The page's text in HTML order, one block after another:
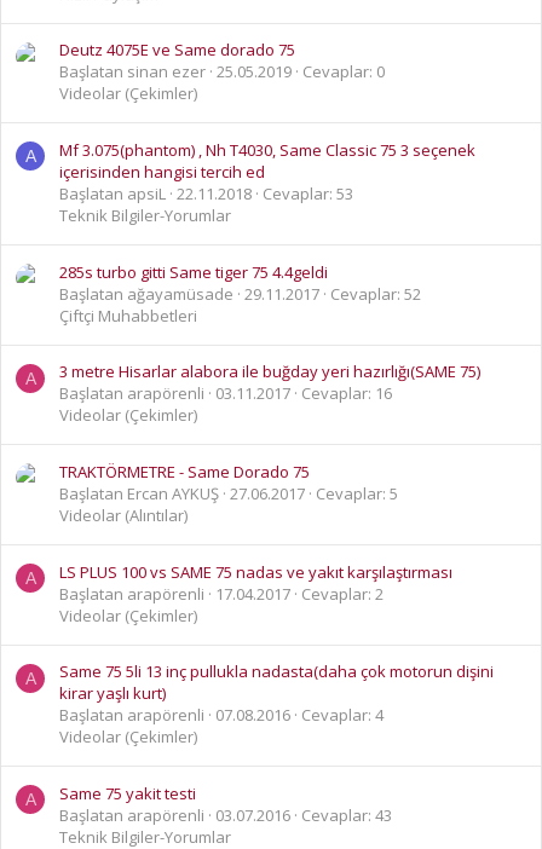
Deutz 4075E ve Same dorado 75
Başlatan sinan ezer 25.05.2019 Cevaplar: 0
Videolar (Çekimler)
A
Mf 3.075(phantom) , Nh T4030, Same Classic 75 3 seçenek
içerisinden hangisi tercih ed
Başlatan apsiL 22.11.2018 Cevaplar: 53
Teknik Bilgiler-Yorumlar
285s turbo gitti Same tiger 75 4.4geldi
Başlatan ağayamüsade
29.11.2017 Cevaplar: 52
Çiftçi Muhabbetleri
A
3 metre Hisarlar alabora ile buğday yeri hazırlığı(SAME 75)
Başlatan arapörenli
03.11.2017 Cevaplar: 16
Videolar (Çekimler)
TRAKTÖRMETRE - Same Dorado 75
Başlatan Ercan AYKUŞ 27.06.2017 Cevaplar: 5
Videolar (Alıntılar)
A
LS PLUS 100 vs SAME 75 nadas ve yakıt karşılaştırması
Başlatan arapörenli
17.04.2017 Cevaplar: 2
Videolar (Çekimler)
A
Same 75 5li 13 inç pullukla nadasta(daha çok motorun dişini
kirar yaşlı kurt)
Başlatan arapörenli
07.08.2016 Cevaplar: 4
Videolar (Çekimler)
A
Same 75 yakit testi
Başlatan arapörenli
03.07.2016 Cevaplar: 43
Teknik Bilgiler-Yorumlar